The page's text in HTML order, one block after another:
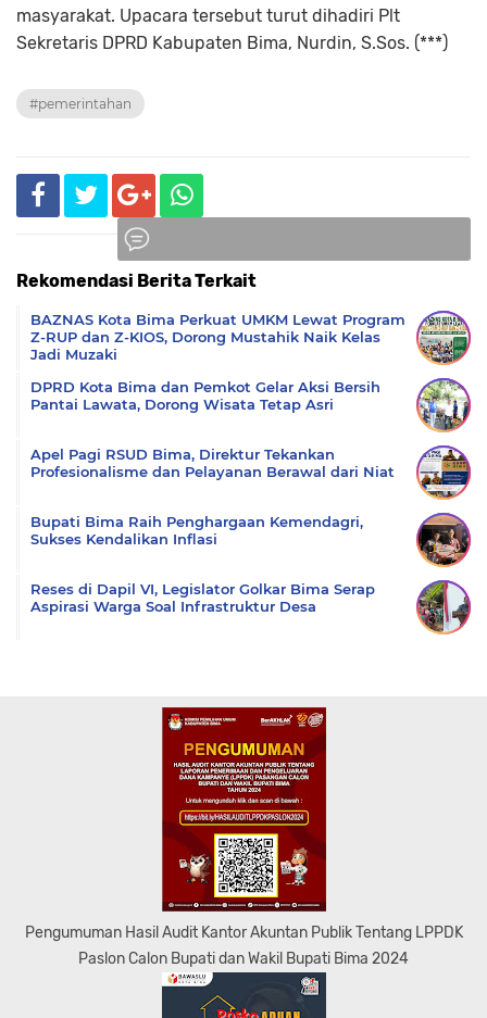
masyarakat. Upacara tersebut turut dihadiri Plt
Sekretaris DPRD Kabupaten Bima, Nurdin, S.Sos. (***)
#pemerintahan
Rekomendasi Berita Terkait
BAZNAS Kota Bima Perkuat UMKM Lewat Program
Z-RUP dan Z-KIOS, Dorong Mustahik Naik Kelas
Jadi Muzaki
DPRD Kota Bima dan Pemkot Gelar Aksi Bersih
Pantai Lawata, Dorong Wisata Tetap Asri
Apel Pagi RSUD Bima, Direktur Tekankan
Profesionalisme dan Pelayanan Berawal dari Niat
Bupati Bima Raih Penghargaan Kemendagri,
Sukses Kendalikan Inflasi
Reses di Dapil VI, Legislator Golkar Bima Serap
Aspirasi Warga Soal Infrastruktur Desa
Pengumuman Hasil Audit Kantor Akuntan Publik Tentang LPPDK
Paslon Calon Bupati dan Wakil Bupati Bima 2024